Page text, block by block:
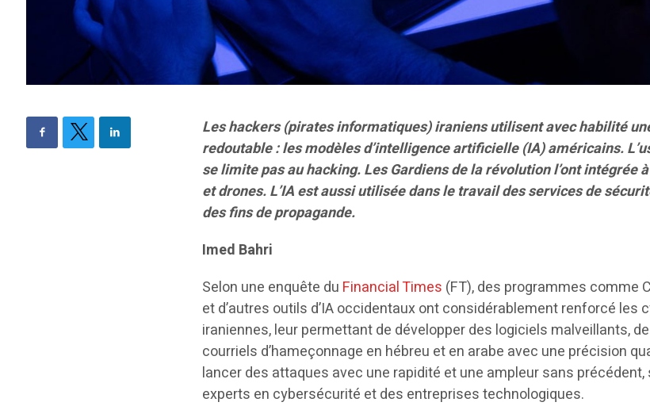
Les hackers (pirates informatiques) iraniens utilisent avec habilité
redoutable : les modèles d’intelligence artificielle (IA) américains.
se limite pas au hacking. Les Gardiens de la révolution l’ont intégrée
et drones. L’IA est aussi utilisée dans le travail des services de
des fins de propagande.
Imed Bahri
Selon une enquête du Financial Times (FT), des programmes comme
et d’autres outils d’IA occidentaux ont considérablement renforcé les
iraniennes, leur permettant de développer des logiciels malveillants,
courriels d’hameçonnage en hébreu et en arabe avec une précision
lancer des attaques avec une rapidité et une ampleur sans précédent,
experts en cybersécurité et des entreprises technologiques.